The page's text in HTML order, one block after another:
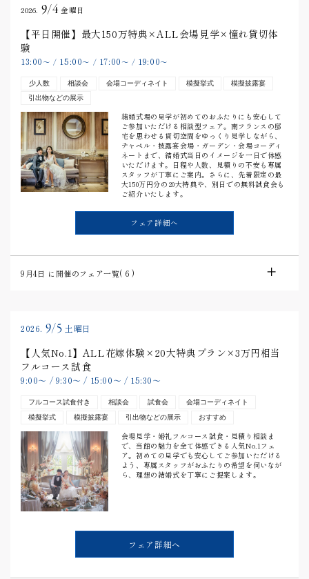
2026. 9/4 金曜日
【平日開催】最大150万特典×ALL会場見学×憧れ貸切体
験
13:00 〜 / 15:00〜 / 17:00 〜 / 19:00〜
少人数 相談会 会場コーディネイト 模擬挙式
模擬披露宴
引出物などの展示
結婚式場の見学が初めてのおふたりにも安心して
ご参加いただける相談型フェア。南フランスの邸
宅を思わせる貸切空間をゆっくり見学しながら、
チャペル・披露宴会場・ガーデン・会場コーディ
ネートまで、結婚式当日のイメージを一日で体感
いただけます。日程や人数、見積りの不安も専属
スタッフが丁寧にご案内。さらに、先着限定の最
大150万円分の20大特典や、別日での無料試食会も
ご紹介いたします。
フェア詳細へ
9月4日 に開催のフェア一覧( 6 )
2026. 9/5 土曜日
【人気No.1】ALL花嫁体験×20大特典プラン×3万円相当
フルコース試食
9:00〜 / 9:30〜 / 15:00〜 / 15:30〜
フルコース試食付き 相談会 試食会
会場コーディネイト
模擬挙式
模擬披露宴 引出物などの展示 おすすめ
会場見学・婚礼フルコース試食・見積り相談ま
で、当館の魅力を全て体感できる人気No.1フェ
ア。初めての見学でも安心してご参加いただける
よう、専属スタッフがおふたりの希望を伺いなが
ら、理想の結婚式を丁寧にご提案します。
フェア詳細へ